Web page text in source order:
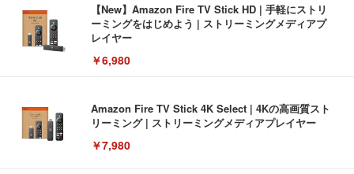
【New】Amazon Fire TV Stick HD | 手軽にストリ
ーミングをはじめよう | ストリーミングメディアプ
レイヤー
￥6,980
Amazon Fire TV Stick 4K Select | 4Kの高画質スト
リーミング | ストリーミングメディアプレイヤー
￥7,980